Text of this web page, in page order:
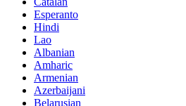
Esperanto
Hindi
Lao
Albanian
Amharic
Armenian
Azerbaijani
Belarusian